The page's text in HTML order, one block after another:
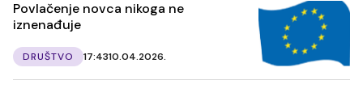
Povlačenje novca nikoga ne
iznenađuje
DRUŠTVO 17:4310.04.2026.